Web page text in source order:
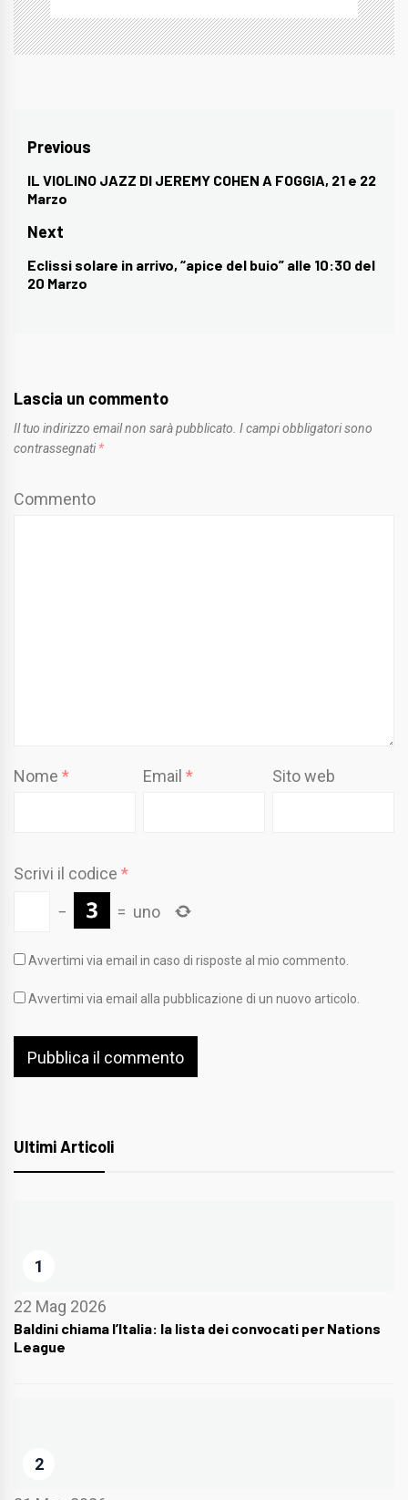
Navigazione
articoli
Previous
Previous
post:
IL VIOLINO JAZZ DI JEREMY COHEN A FOGGIA, 21 e 22
Marzo
Next
Next
post:
Eclissi solare in arrivo, “apice del buio” alle 10:30 del
20 Marzo
Lascia un commento
Il tuo indirizzo email non sarà pubblicato. I campi obbligatori sono
contrassegnati *
Commento
Nome * Email* Sito web
Scrivi il codice *
−
= uno
Avvertimi via email in caso di risposte al mio commento.
Avvertimi via email alla pubblicazione di un nuovo articolo.
Ultimi Articoli
1
22 Mag 2026
Baldini chiama l’Italia: la lista dei convocati per Nations
League
2